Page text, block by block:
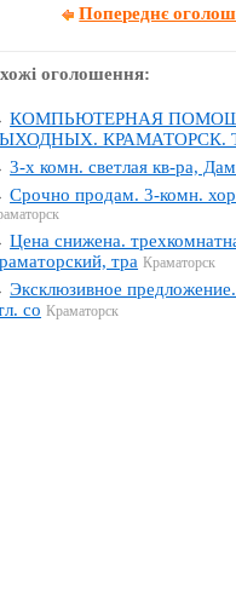
Попереднє
оголошення:
КОМПЬЮТЕРНАЯ
КРАМАТОРСК.
3-х комн. светлая кв-ра,
Срочно продам. 3-комн.
Цена снижена.
тра Краматорск
Эксклюзивное
со Краматорск